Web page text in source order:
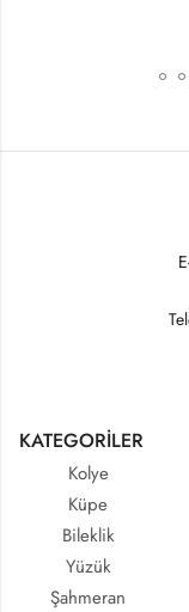
KATEGORİLER
Kolye
Küpe
Bileklik
Yüzük
Şahmeran